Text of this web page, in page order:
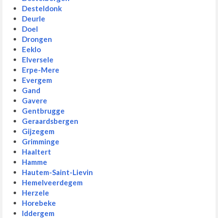
Desteldonk
Deurle
Doel
Drongen
Eeklo
Elversele
Erpe-Mere
Evergem
Gand
Gavere
Gentbrugge
Geraardsbergen
Gijzegem
Grimminge
Haaltert
Hamme
Hautem-Saint-Lievin
Hemelveerdegem
Herzele
Horebeke
Iddergem